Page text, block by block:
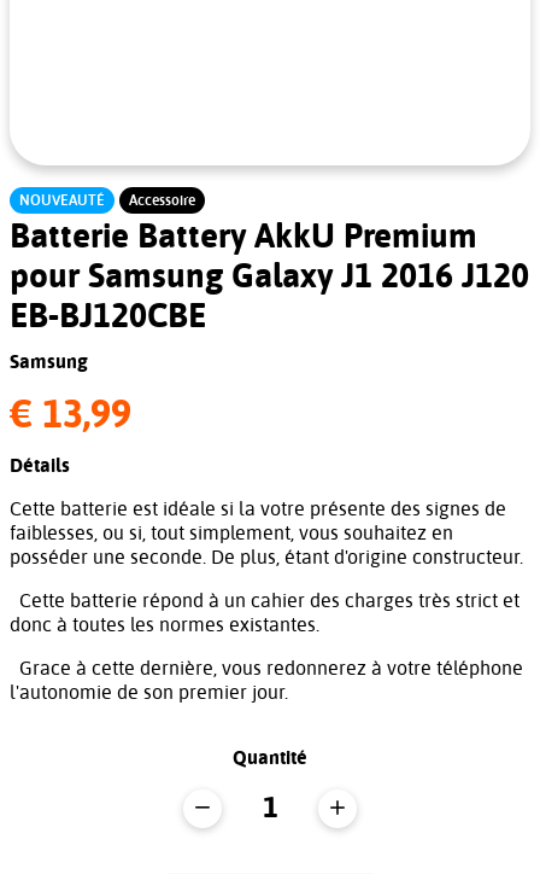
NOUVEAUTÉ Accessoire
Batterie Battery AkkU Premium
pour Samsung Galaxy J1 2016 J120
EB-BJ120CBE
Samsung
€ 13,99
Détails
Cette batterie est idéale si la votre présente des signes de
faiblesses, ou si, tout simplement, vous souhaitez en
posséder une seconde. De plus, étant d'origine constructeur.
Cette batterie répond à un cahier des charges très strict et
donc à toutes les normes existantes.
Grace à cette dernière, vous redonnerez à votre téléphone
l'autonomie de son premier jour.
Quantité